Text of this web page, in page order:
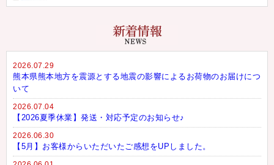
2026.07.29
熊本県熊本地方を震源とする地震の影響によるお荷物のお届けにつ
いて
2026.07.04
【2026夏季休業】発送・対応予定のお知らせ♪
2026.06.30
【5月】お客様からいただいたご感想をUPしました。